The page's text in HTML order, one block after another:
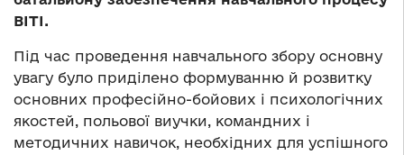
ВІТІ.
Під час проведення навчального збору основну
увагу було приділено формуванню й розвитку
основних професійно-бойових і психологічних
якостей, польової виучки, командних і
методичних навичок, необхідних для успішного